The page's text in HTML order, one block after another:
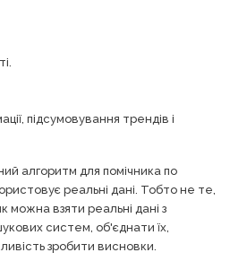
підсумовування трендів і
алгоритм для помічника по
реальні дані. Тобто не те,
можна взяти реальні дані з
систем, об'єднати їх,
зробити висновки.